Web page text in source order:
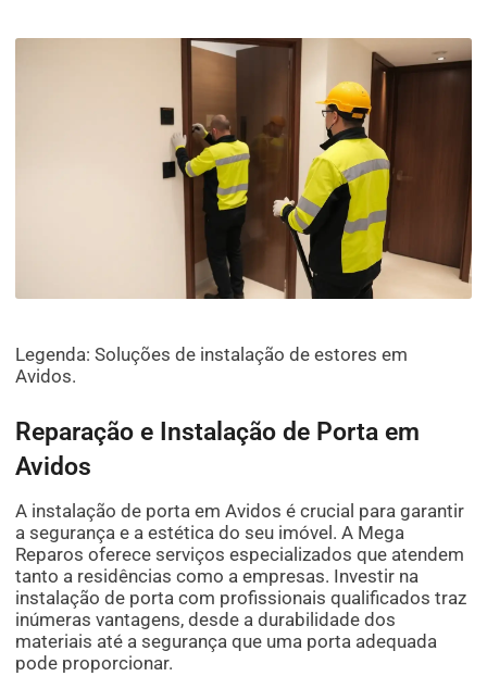
Legenda: Soluções de instalação de estores em
Avidos.
Reparação e Instalação de Porta em
Avidos
A instalação de porta em Avidos é crucial para garantir
a segurança e a estética do seu imóvel. A Mega
Reparos oferece serviços especializados que atendem
tanto a residências como a empresas. Investir na
instalação de porta com profissionais qualificados traz
inúmeras vantagens, desde a durabilidade dos
materiais até a segurança que uma porta adequada
pode proporcionar.